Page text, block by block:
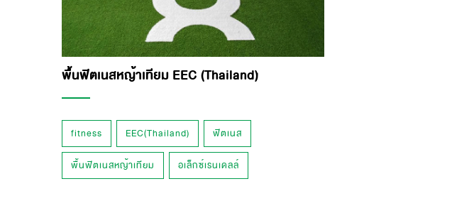
พื้นฟิตเนสหญ้าเทียม EEC (Thailand)
fitness EEC(Thailand) ฟิตเนส
พื้นฟิตเนสหญ้าเทียม อเล็กซ์เรนเดลล์